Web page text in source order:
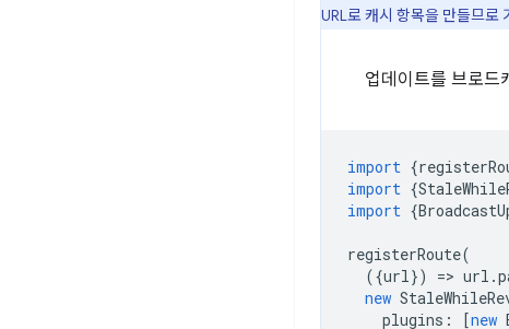
URL로 캐시 항목을 만들므로
업데이트를 브로드
import {
import {
import {
registerRoute(
({url}) => url .
new
plugins : [new